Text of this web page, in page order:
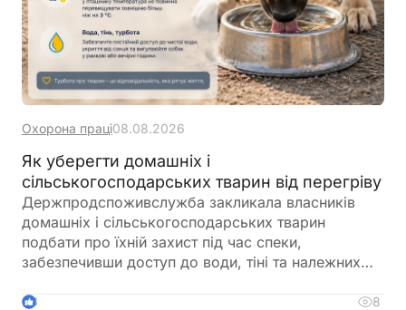
Охорона праці08.08.2026
Як уберегти домашніх і
сільськогосподарських тварин від перегріву
Держпродспоживслужба закликала власників
домашніх і сільськогосподарських тварин
подбати про їхній захист під час спеки,
забезпечивши доступ до води, тіні та належних
заборону залишати тварин у зачинених
3
8